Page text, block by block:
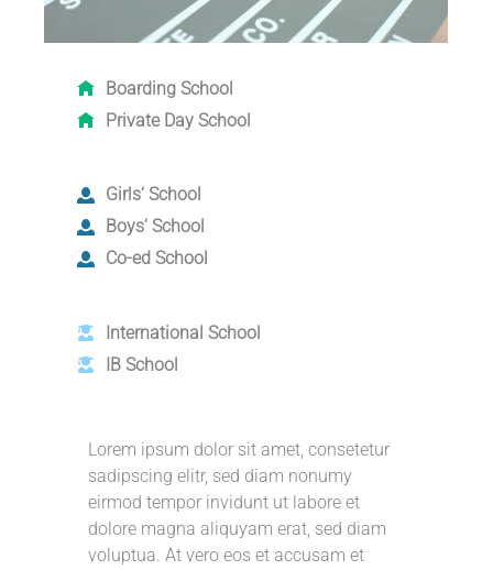
Boarding School
Private Day School
Girls‘ School
Boys‘ School
Co-ed School
International School
IB School
Lorem ipsum dolor sit amet, consetetur
sadipscing elitr, sed diam nonumy
eirmod tempor invidunt ut labore et
dolore magna aliquyam erat, sed diam
voluptua. At vero eos et accusam et